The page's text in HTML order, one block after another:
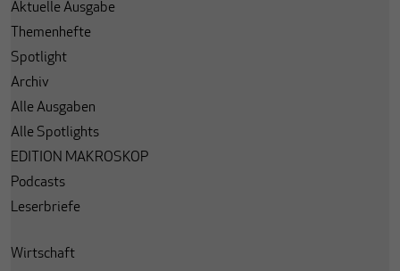
Aktuelle Ausgabe
Themenhefte
Spotlight
Archiv
Alle Ausgaben
Alle Spotlights
EDITION MAKROSKOP
Podcasts
Leserbriefe
Wirtschaft